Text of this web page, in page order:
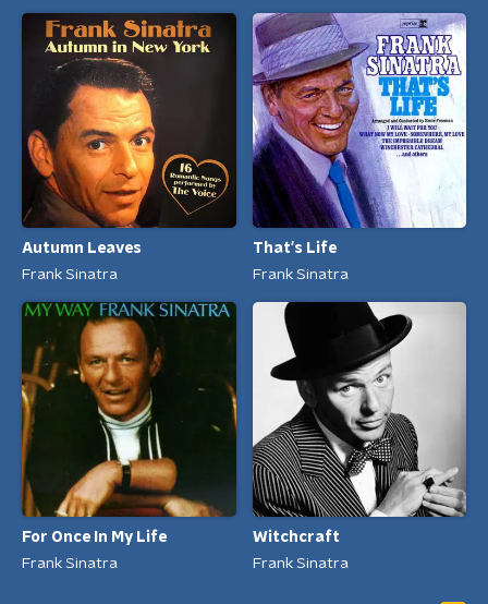
Autumn Leaves
Frank Sinatra
That's Life
Frank Sinatra
For Once In My Life
Frank Sinatra
Witchcraft
Frank Sinatra